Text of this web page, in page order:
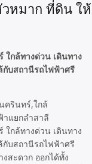
วหมาก ที่ดิน ให้
ใกล้ทางด่วน เดินทาง
กับสถานีรถไฟฟ้าศรี
ใกล้ทางด่วน เดินทาง
กับสถานีรถไฟฟ้าศรี
สะดวก ออกได้ทั้ง